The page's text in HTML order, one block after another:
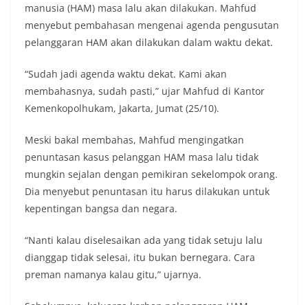
manusia (HAM) masa lalu akan dilakukan. Mahfud
menyebut pembahasan mengenai agenda pengusutan
pelanggaran HAM akan dilakukan dalam waktu dekat.
“Sudah jadi agenda waktu dekat. Kami akan
membahasnya, sudah pasti,” ujar Mahfud di Kantor
Kemenkopolhukam, Jakarta, Jumat (25/10).
Meski bakal membahas, Mahfud mengingatkan
penuntasan kasus pelanggan HAM masa lalu tidak
mungkin sejalan dengan pemikiran sekelompok orang.
Dia menyebut penuntasan itu harus dilakukan untuk
kepentingan bangsa dan negara.
“Nanti kalau diselesaikan ada yang tidak setuju lalu
dianggap tidak selesai, itu bukan bernegara. Cara
preman namanya kalau gitu,” ujarnya.